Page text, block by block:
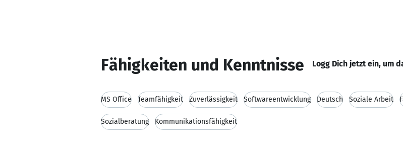
Fähigkeiten und Kenntnisse Logg Dich jetzt ein, um
MS Office Teamfähigkeit Zuverlässigkeit Softwareentwicklung Deutsch Soziale Arbeit
Sozialberatung Kommunikationsfähigkeit